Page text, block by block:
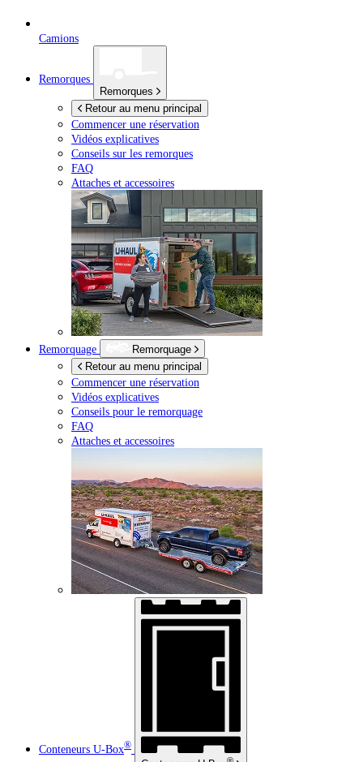
Camions
Remorques
Remorques
Retour au menu principal
Commencer une réservation
Vidéos explicatives
Conseils sur les remorques
FAQ
Attaches et accessoires
Remorquage
Remorquage
Retour au menu principal
Commencer une réservation
Vidéos explicatives
Conseils pour le remorquage
FAQ
Attaches et accessoires
Conteneurs U-Box®